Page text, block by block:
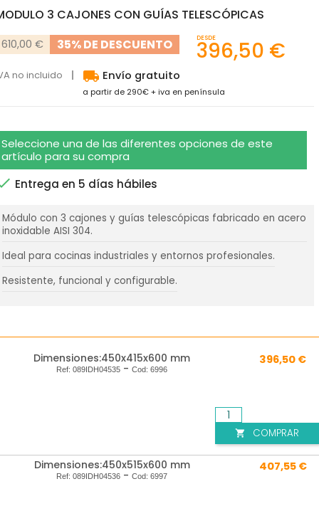
3 CAJONES CON GUÍAS TELESCÓPICAS
610,00 € 35% DE DESCUENTO DESDE
396,50 €
no incluido local_shipping Envío gratuito
a partir de 290€ + iva en península
Seleccione una de las diferentes opciones de este
artículo para su compra
Entrega en 5 días hábiles
Módulo con 3 cajones y guías telescópicas fabricado en acero
inoxidable AISI 304.
Ideal para cocinas industriales y entornos profesionales.
Resistente, funcional y configurable.
Dimensiones:450x415x600 mm
Ref: 089IDH04535 - Cod: 6996
396,50 €
 COMPRAR
Dimensiones:450x515x600 mm
Ref: 089IDH04536 - Cod: 6997
407,55 €